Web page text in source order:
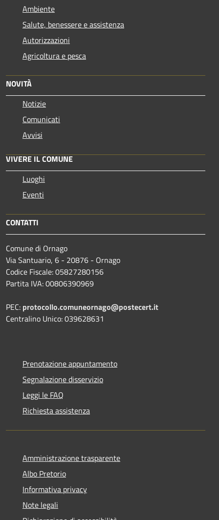
Ambiente
Salute, benessere e assistenza
Autorizzazioni
Agricoltura e pesca
NOVITÀ
Notizie
Comunicati
Avvisi
VIVERE IL COMUNE
Luoghi
Eventi
CONTATTI
Comune di Ornago
Via Santuario, 6 - 20876 - Ornago
Codice Fiscale: 05827280156
Partita IVA: 00806390969
PEC: protocollo.comuneornago@postecert.it
Centralino Unico: 039628631
Prenotazione appuntamento
Segnalazione disservizio
Leggi le FAQ
Richiesta assistenza
Amministrazione trasparente
Albo Pretorio
Informativa privacy
Note legali